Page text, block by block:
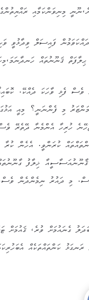
މިނިވަންކަމާއި
ފައިސަލް ވިދާޅުވީ
ޤަނޫނުތައް
ވެސް ފެޅި ވާހަކަ ދެއްކޭ.
މި ފެންނަނީ؟ މިއީ
ހުރިހާ އެންމެނާ ދޭތެރޭ
ކުރަންވީ. އެހެން
ޤާނޫނުއަސާސީއާ ޚިލާފު
މި ދައުރު ނިމެންދެން
ގެނައުމަށް ވުރެ،
ކަންތައްތަކެއް